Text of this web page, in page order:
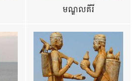
មណ្ឌលគីរី